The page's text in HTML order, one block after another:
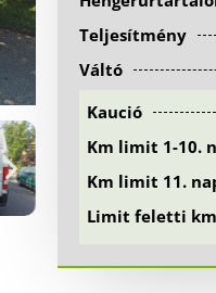
Teljesítmény
Váltó
Kaució
Km limit 1-10.
Km limit 11.
Limit feletti